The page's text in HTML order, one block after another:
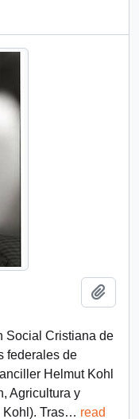
Social Cristiana de
federales de
Helmut Kohl
Agricultura y
Tras… read